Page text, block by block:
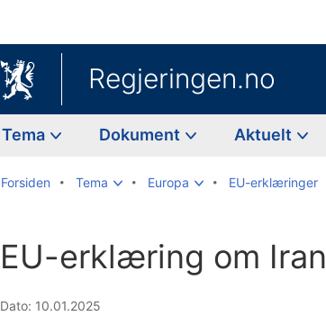
Regjeringen.no
Tema Dokument Aktuelt
Forsiden Tema Europa EU-erklæringer
EU-erklæring om Iran
Dato: 10.01.2025